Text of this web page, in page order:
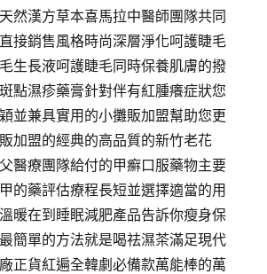
然漢方草本喜馬拉中醫師團隊共同
接銷售風格時尚深層淨化呵護睫毛
生長液呵護睫毛同時保養肌膚的撥
點濕疹藥膏針對伴有紅腫癢症狀您
並兼具實用的小攤販加盟幫助您更
加盟的經典的高品質的新竹老花
醫療團隊給付的甲癬口服藥物主要
的藥評估療程長短並選擇適當的用
暖在到睡眠減肥產品告訴你瘦身保
簡單的方法就是喝祛濕茶滿足現代
正貨紅遍全韓劇必備款萬能棒的萬